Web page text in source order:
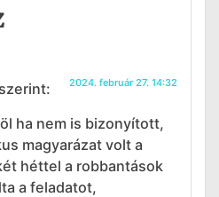
szerint: 2024. február 27. 14:32
ha nem is bizonyított,
magyarázat volt a
héttel a robbantások
a feladatot,